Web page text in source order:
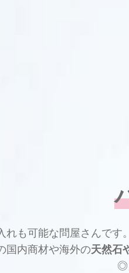
も可能な問屋さんです
国内商材や海外の天然石
◎